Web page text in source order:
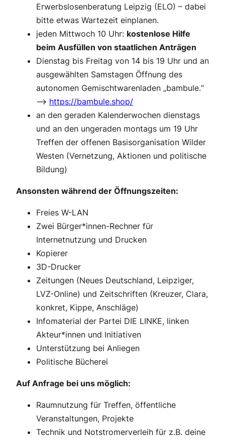
Erwerbslosenberatung Leipzig (ELO) – dabei
bitte etwas Wartezeit einplanen.
jeden Mittwoch 10 Uhr: kostenlose Hilfe
beim Ausfüllen von staatlichen Anträgen
Dienstag bis Freitag von 14 bis 19 Uhr und an
ausgewählten Samstagen Öffnung des
autonomen Gemischtwarenladen „bambule.“
–> https://bambule.shop/
an den geraden Kalenderwochen dienstags
und an den ungeraden montags um 19 Uhr
Treffen der offenen Basisorganisation Wilder
Westen (Vernetzung, Aktionen und politische
Bildung)
Ansonsten während der Öffnungszeiten:
Freies W-LAN
Zwei Bürger*innen-Rechner für
Internetnutzung und Drucken
Kopierer
3D-Drucker
Zeitungen (Neues Deutschland, Leipziger,
LVZ-Online) und Zeitschriften (Kreuzer, Clara,
konkret, Kippe, Anschläge)
Infomaterial der Partei DIE LINKE, linken
Akteur*innen und Initiativen
Unterstützung bei Anliegen
Politische Bücherei
Auf Anfrage bei uns möglich:
Raumnutzung für Treffen, öffentliche
Veranstaltungen, Projekte
Technik und Notstromerverleih für z.B. deine